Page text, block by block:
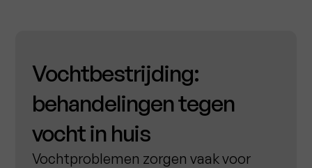
Vochtbestrijding:
behandelingen tegen
vocht in huis
Vochtproblemen zorgen vaak voor